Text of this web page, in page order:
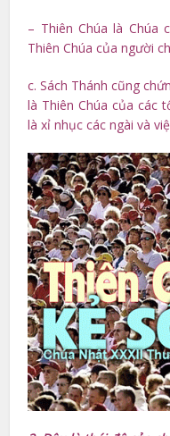
– Thiên Chúa là Chúa
Thiên Chúa của người
c. Sách Thánh cũng
là Thiên Chúa của các
là xỉ nhục các ngài và